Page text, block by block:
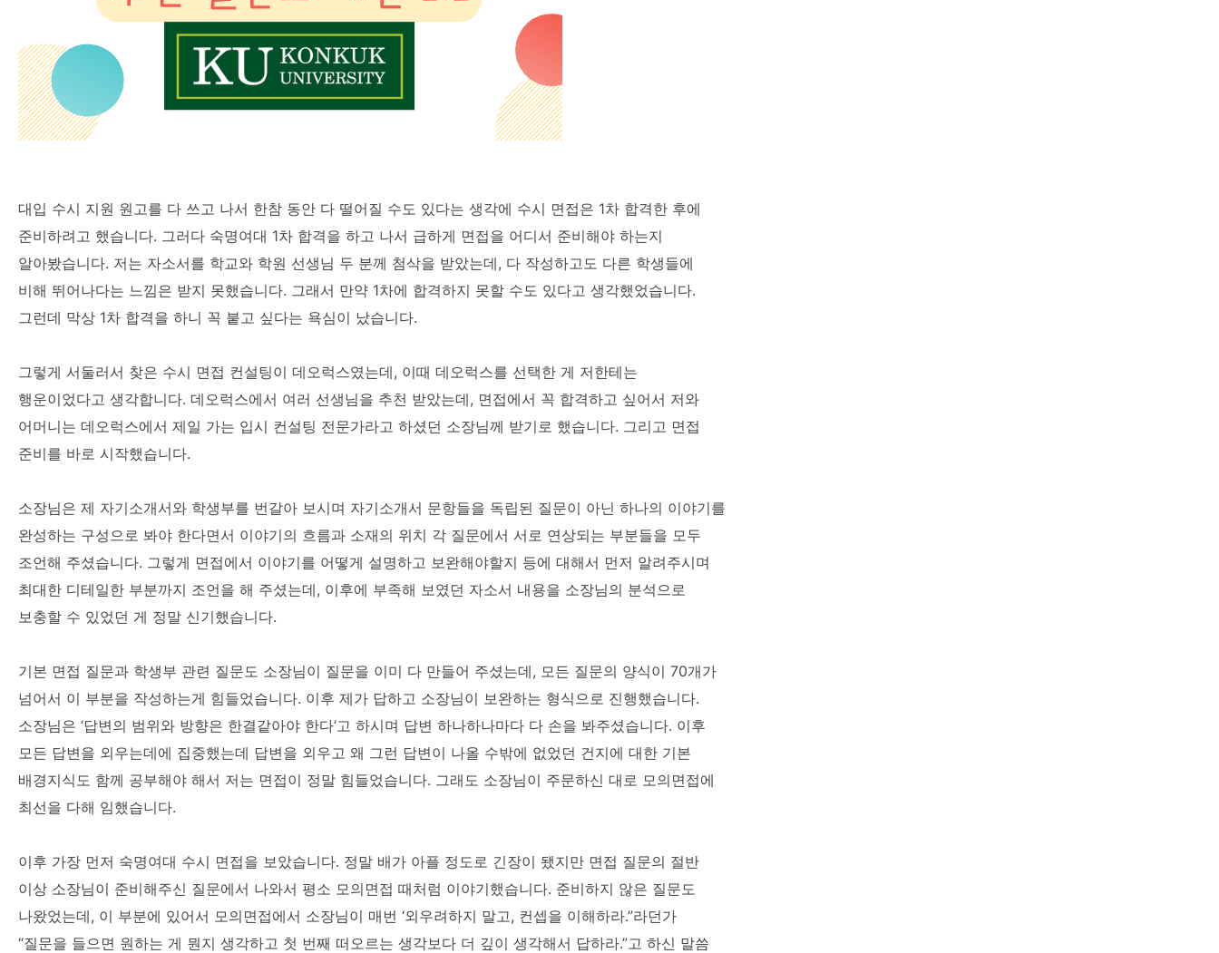
대입 수시 지원 원고를 다 쓰고 나서 한참 동안 다 떨어질 수도 있다는 생각에 수시 면접은 1차 합격한 후에
준비하려고 했습니다. 그러다 숙명여대 1차 합격을 하고 나서 급하게 면접을 어디서 준비해야 하는지
알아봤습니다. 저는 자소서를 학교와 학원 선생님 두 분께 첨삭을 받았는데, 다 작성하고도 다른 학생들에
비해 뛰어나다는 느낌은 받지 못했습니다. 그래서 만약 1차에 합격하지 못할 수도 있다고 생각했었습니다.
그런데 막상 1차 합격을 하니 꼭 붙고 싶다는 욕심이 났습니다.
그렇게 서둘러서 찾은 수시 면접 컨설팅이 데오럭스였는데, 이때 데오럭스를 선택한 게 저한테는
행운이었다고 생각합니다. 데오럭스에서 여러 선생님을 추천 받았는데, 면접에서 꼭 합격하고 싶어서 저와
어머니는 데오럭스에서 제일 가는 입시 컨설팅 전문가라고 하셨던 소장님께 받기로 했습니다. 그리고 면접
준비를 바로 시작했습니다.
소장님은 제 자기소개서와 학생부를 번갈아 보시며 자기소개서 문항들을 독립된 질문이 아닌 하나의 이야기를
완성하는 구성으로 봐야 한다면서 이야기의 흐름과 소재의 위치 각 질문에서 서로 연상되는 부분들을 모두
조언해 주셨습니다. 그렇게 면접에서 이야기를 어떻게 설명하고 보완해야할지 등에 대해서 먼저 알려주시며
최대한 디테일한 부분까지 조언을 해 주셨는데, 이후에 부족해 보였던 자소서 내용을 소장님의 분석으로
보충할 수 있었던 게 정말 신기했습니다.
기본 면접 질문과 학생부 관련 질문도 소장님이 질문을 이미 다 만들어 주셨는데, 모든 질문의 양식이 70개가
넘어서 이 부분을 작성하는게 힘들었습니다. 이후 제가 답하고 소장님이 보완하는 형식으로 진행했습니다.
소장님은 ‘답변의 범위와 방향은 한결같아야 한다’고 하시며 답변 하나하나마다 다 손을 봐주셨습니다. 이후
모든 답변을 외우는데에 집중했는데 답변을 외우고 왜 그런 답변이 나올 수밖에 없었던 건지에 대한 기본
배경지식도 함께 공부해야 해서 저는 면접이 정말 힘들었습니다. 그래도 소장님이 주문하신 대로 모의면접에
최선을 다해 임했습니다.
이후 가장 먼저 숙명여대 수시 면접을 보았습니다. 정말 배가 아플 정도로 긴장이 됐지만 면접 질문의 절반
이상 소장님이 준비해주신 질문에서 나와서 평소 모의면접 때처럼 이야기했습니다. 준비하지 않은 질문도
나왔었는데, 이 부분에 있어서 모의면접에서 소장님이 매번 ‘외우려하지 말고, 컨셉을 이해하라.”라던가
“질문을 들으면 원하는 게 뭔지 생각하고 첫 번째 떠오르는 생각보다 더 깊이 생각해서 답하라.”고 하신 말씀